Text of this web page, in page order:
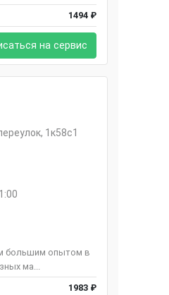
1494 ₽
на сервис
1к58с1
большим опытом в
ма...
1983 ₽